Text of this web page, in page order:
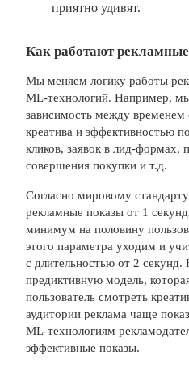
приятно удивят.
Как работают
Мы меняем логику работы
ML-технологий. Например,
зависимость между временем
креатива и эффективностью
кликов, заявок в лид-формах,
совершения покупки и т.д.
Согласно мировому
рекламные показы от 1
минимум на половину
этого параметра уходим и
с длительностью от 2
предиктивную модель,
пользователь смотреть
аудитории реклама чаще
ML-технологиям
эффективные показы.